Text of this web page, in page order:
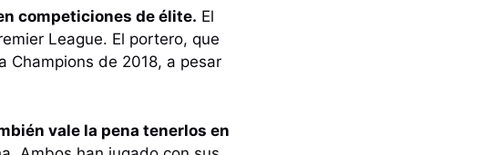
competiciones de élite. El
League. El portero, que
Champions de 2018, a pesar
vale la pena tenerlos en